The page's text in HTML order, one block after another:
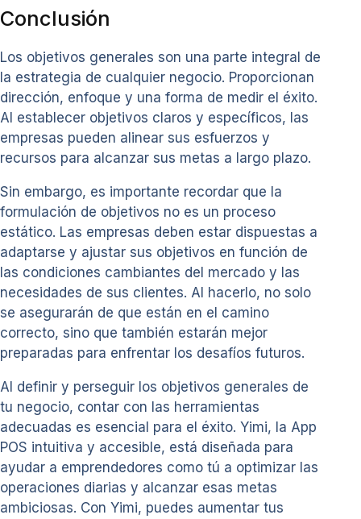
Conclusión
Los objetivos generales son una parte integral de
la estrategia de cualquier negocio. Proporcionan
dirección, enfoque y una forma de medir el éxito.
Al establecer objetivos claros y específicos, las
empresas pueden alinear sus esfuerzos y
recursos para alcanzar sus metas a largo plazo.
Sin embargo, es importante recordar que la
formulación de objetivos no es un proceso
estático. Las empresas deben estar dispuestas a
adaptarse y ajustar sus objetivos en función de
las condiciones cambiantes del mercado y las
necesidades de sus clientes. Al hacerlo, no solo
se asegurarán de que están en el camino
correcto, sino que también estarán mejor
preparadas para enfrentar los desafíos futuros.
Al definir y perseguir los objetivos generales de
tu negocio, contar con las herramientas
adecuadas es esencial para el éxito. Yimi, la App
POS intuitiva y accesible, está diseñada para
ayudar a emprendedores como tú a optimizar las
operaciones diarias y alcanzar esas metas
ambiciosas. Con Yimi, puedes aumentar tus